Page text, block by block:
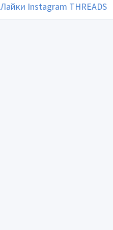
Лайки Instagram THREADS